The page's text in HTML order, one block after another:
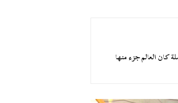
كان العالم جزء منها